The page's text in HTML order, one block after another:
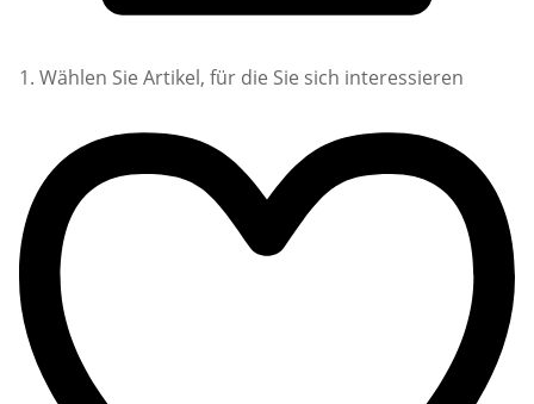
1. Wählen Sie Artikel, für die Sie sich interessieren